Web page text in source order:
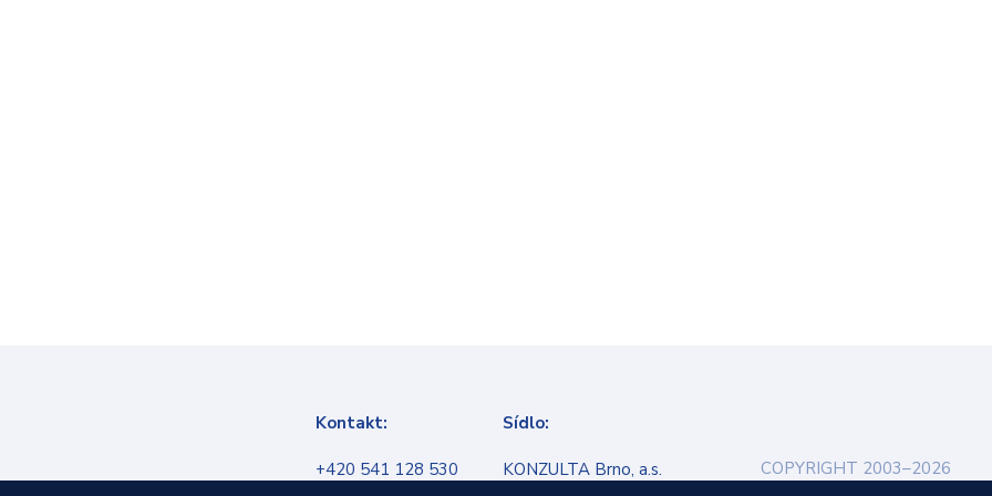
COPYRIGHT 2003–2026
Sídlo:
KONZULTA Brno, a.s.
Kontakt:
+420 541 128 530